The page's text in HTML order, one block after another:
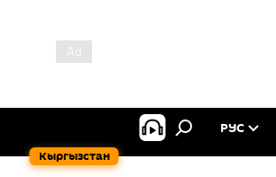
Кыргызстан
РУС